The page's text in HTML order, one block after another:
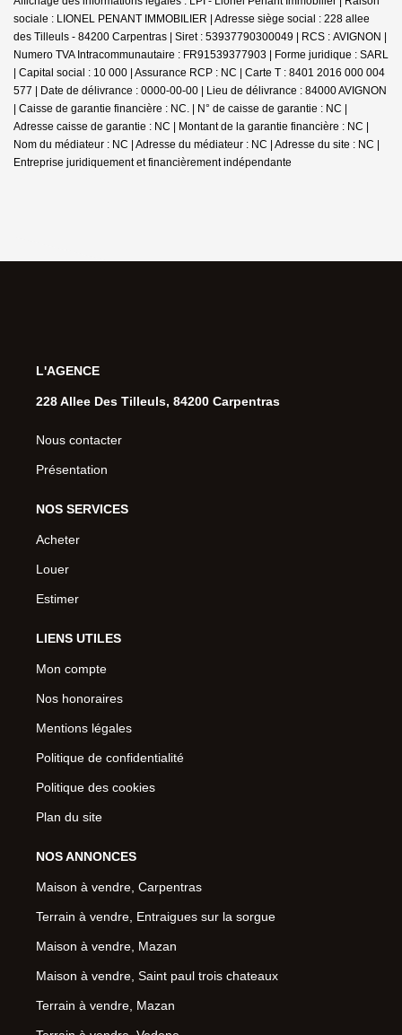
sociale : LIONEL PENANT IMMOBILIER | Adresse siège social : 228 allee
des Tilleuls - 84200 Carpentras | Siret : 53937790300049 | RCS : AVIGNON |
Numero TVA Intracommunautaire : FR91539377903 | Forme juridique : SARL
| Capital social : 10 000 | Assurance RCP : NC | Carte T : 8401 2016 000 004
577 | Date de délivrance : 0000-00-00 | Lieu de délivrance : 84000 AVIGNON
| Caisse de garantie financière : NC. | N° de caisse de garantie : NC |
Adresse caisse de garantie : NC | Montant de la garantie financière : NC |
Nom du médiateur : NC | Adresse du médiateur : NC | Adresse du site : NC |
Entreprise juridiquement et financièrement indépendante
L'AGENCE
228 Allee Des Tilleuls, 84200 Carpentras
Nous contacter
Présentation
NOS SERVICES
Acheter
Louer
Estimer
LIENS UTILES
Mon compte
Nos honoraires
Mentions légales
Politique de confidentialité
Politique des cookies
Plan du site
NOS ANNONCES
Maison à vendre, Carpentras
Terrain à vendre, Entraigues sur la sorgue
Maison à vendre, Mazan
Maison à vendre, Saint paul trois chateaux
Terrain à vendre, Mazan